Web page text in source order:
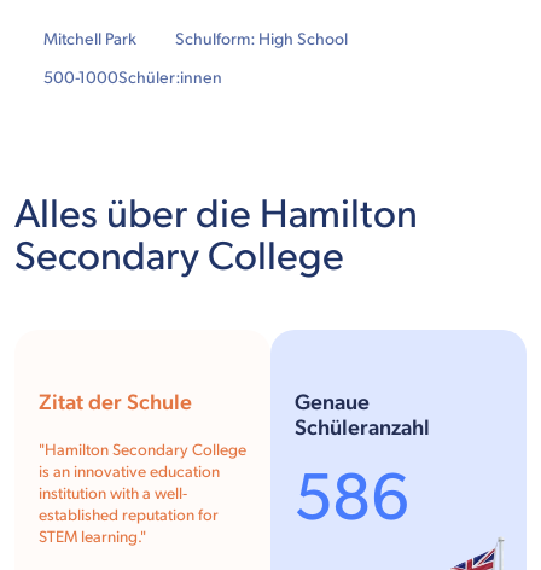
Mitchell Park
Schulform: High School
500-1000Schüler:innen
Alles über die Hamilton
Secondary College
Zitat der Schule
"Hamilton Secondary College
is an innovative education
institution with a well-
established reputation for
STEM learning."
Genaue
Schüleranzahl
586